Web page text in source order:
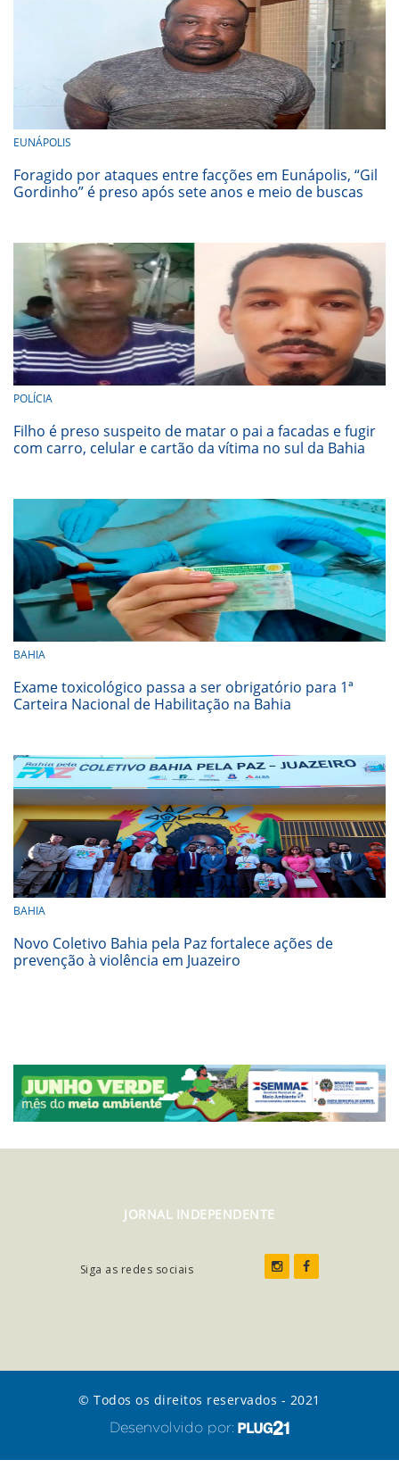
EUNÁPOLIS
Foragido por ataques entre facções em Eunápolis, “Gil
Gordinho” é preso após sete anos e meio de buscas
POLÍCIA
Filho é preso suspeito de matar o pai a facadas e fugir
com carro, celular e cartão da vítima no sul da Bahia
BAHIA
Exame toxicológico passa a ser obrigatório para 1ª
Carteira Nacional de Habilitação na Bahia
BAHIA
Novo Coletivo Bahia pela Paz fortalece ações de
prevenção à violência em Juazeiro
JORNAL INDEPENDENTE
Siga as redes sociais
© Todos os direitos reservados - 2021